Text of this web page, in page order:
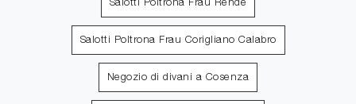
Salotti Poltrona Frau Rende
Salotti Poltrona Frau Corigliano Calabro
Negozio di divani a Cosenza